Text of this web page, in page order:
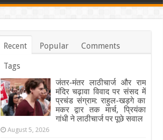
Recent Popular Comments
Tags
जंतर-मंतर लाठीचार्ज और राम
मंदिर चढ़ावा विवाद पर संसद में
प्रचंड संग्राम: राहुल-खड़गे का
मकर द्वार तक मार्च, प्रियंका
गांधी ने लाठीचार्ज पर पूछे सवाल
August 5, 2026